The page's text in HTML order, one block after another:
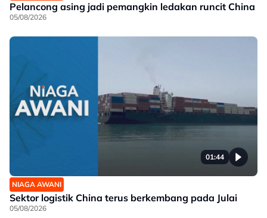
Pelancong asing jadi pemangkin ledakan runcit China
05/08/2026
01:44
NIAGA AWANI
Sektor logistik China terus berkembang pada Julai
05/08/2026